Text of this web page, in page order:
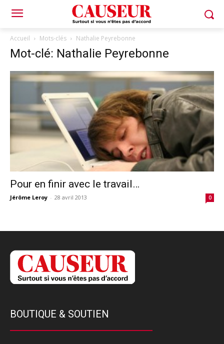
Accueil Mots-clés Nathalie Peyrebonne
Mot-clé: Nathalie Peyrebonne
Pour en finir avec le travail…
Jérôme Leroy - 28 avril 2013 0
BOUTIQUE & SOUTIEN